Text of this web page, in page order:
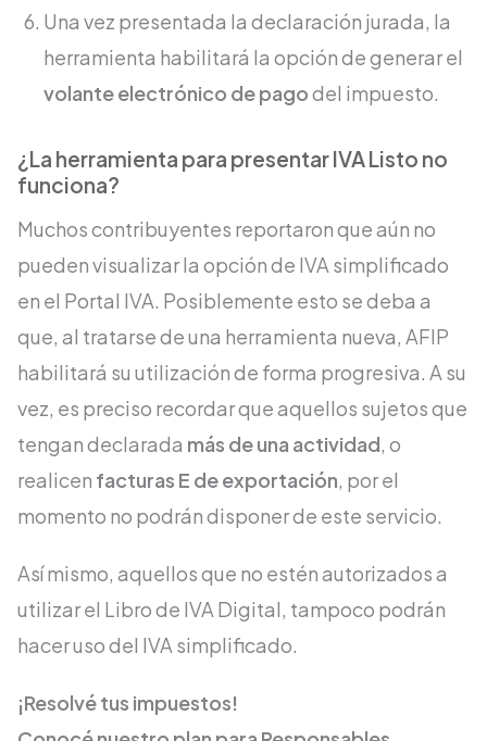
Una vez presentada la declaración jurada, la
herramienta habilitará la opción de generar el
volante electrónico de pagodel impuesto.
¿La herramienta para presentar IVA Listo no
funciona?
Muchos contribuyentes reportaron que aún no
pueden visualizar la opción de IVA simplificado
en el Portal IVA. Posiblemente esto se deba a
que, al tratarse de una herramienta nueva, AFIP
habilitará su utilización de forma progresiva. A su
vez, es preciso recordar que aquellos sujetos que
tengan declarada más de una actividad, o
realicen facturas E de exportación, por el
momento no podrán disponer de este servicio.
Así mismo, aquellos que no estén autorizados a
utilizar el Libro de IVA Digital, tampoco podrán
hacer uso del IVA simplificado.
¡Resolvé tus impuestos!